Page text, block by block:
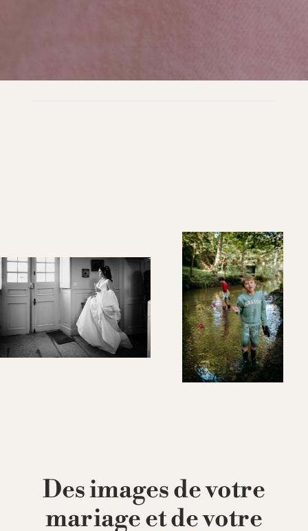
Des images de votre
mariage et de votre